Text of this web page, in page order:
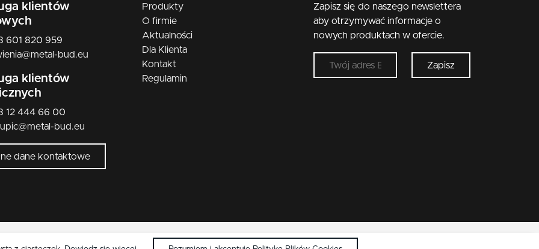
nikiel/satyna
patyna
klientów
601 820 959
bud.eu
klientów
12 444 66 00
bud.eu
dane kontaktowe
Produkty
O firmie
Aktualności
Dla Klienta
Kontakt
Regulamin
Zapisz się do naszego newslettera
aby otrzymywać informacje o
nowych produktach w ofercie.
Zapisz
Copyright © 2026 Metal-Bud. Wszelkie przwa zastrzeżone.